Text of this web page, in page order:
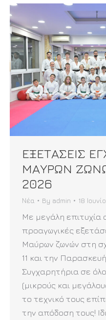
ΕΞΕΤΑΣΕΙΣ
ΜΑΥΡΩΝ
2026
Νέα By admin 18
Με μεγάλη επιτυχία
προαγωγικές
Μαύρων ζωνών στη
11 και την Παρασκευή
Συγχαρητήρια σε
(μικρούς και
το τεχνικό τους
την απόδοση τους!